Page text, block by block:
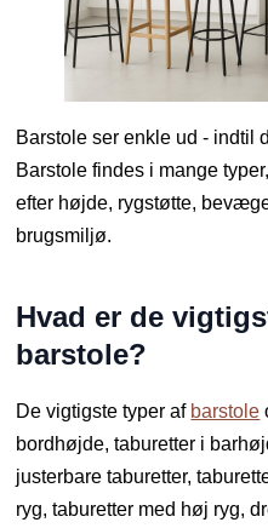
Barstole ser enkle ud - indtil
Barstole findes i mange
efter højde, rygstøtte,
brugsmiljø.
Hvad er de
barstole?
De vigtigste typer af barstole
bordhøjde, taburetter i
justerbare taburetter,
ryg, taburetter med høj ryg,